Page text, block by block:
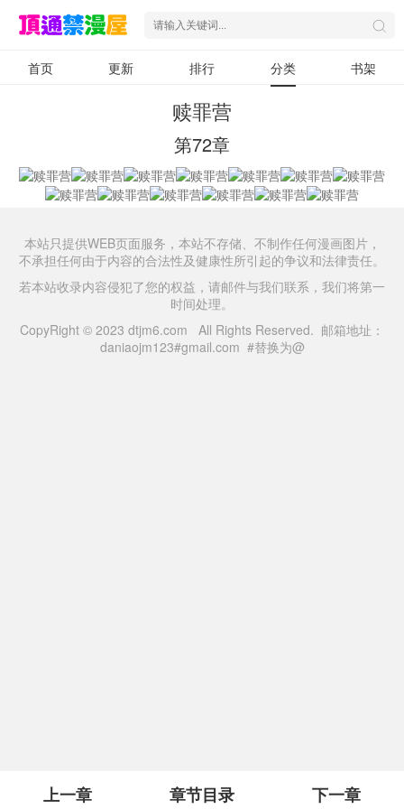
首页 更新 排行 分类 书架
赎罪营
第72章
上一章 章节目录 下一章
本站只提供WEB页面服务，本站不存储、不制作任何漫画图片，
不承担任何由于内容的合法性及健康性所引起的争议和法律责任。
若本站收录内容侵犯了您的权益，请邮件与我们联系，我们将第一
时间处理。
CopyRight © 2023 dtjm6.com All Rights Reserved. 邮箱地址：
daniaojm123#gmail.com #替换为@